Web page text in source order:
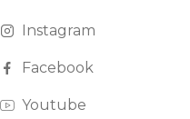
Instagram
Facebook
Youtube